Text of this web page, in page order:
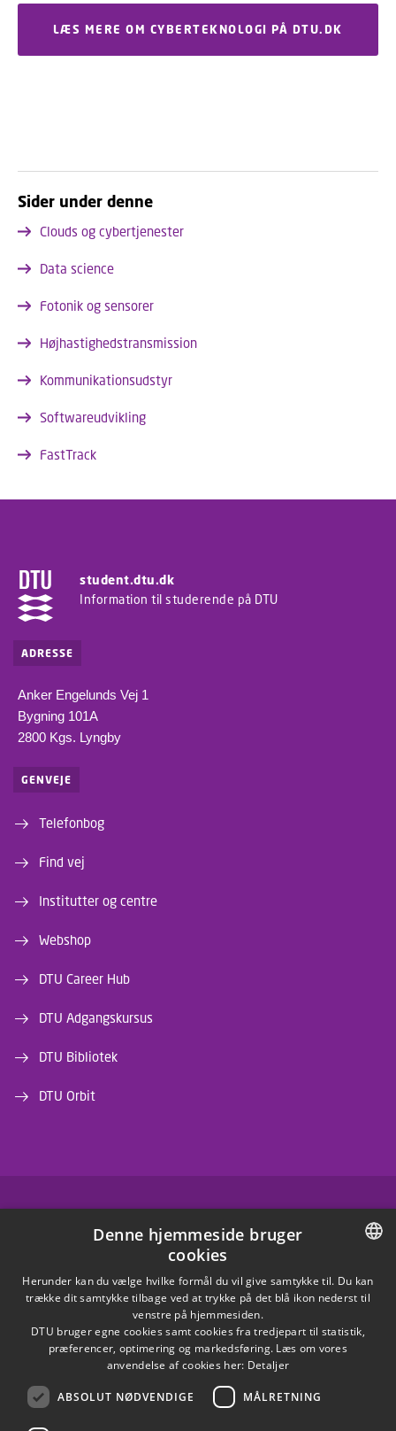
LÆS MERE OM CYBERTEKNOLOGI PÅ DTU.DK
Sider under denne
Clouds og cybertjenester
Data science
Fotonik og sensorer
Højhastighedstransmission
Kommunikationsudstyr
Softwareudvikling
FastTrack
student.dtu.dk
Information til studerende på DTU
ADRESSE
Anker Engelunds Vej 1
Bygning 101A
2800 Kgs. Lyngby
GENVEJE
Telefonbog
Find vej
Institutter og centre
Webshop
DTU Career Hub
DTU Adgangskursus
DTU Bibliotek
DTU Orbit
INSTAGRAM
LINKEDIN
X
YOUTUBE
DANISH
ENGLISH
Denne hjemmeside bruger
cookies
Herunder kan du vælge hvilke formål du vil give samtykke til. Du kan
trække dit samtykke tilbage ved at trykke på det blå ikon nederst til
venstre på hjemmesiden.
DTU bruger egne cookies samt cookies fra tredjepart til statistik,
præferencer, optimering og markedsføring. Læs om vores
anvendelse af cookies her: Detaljer
ABSOLUT NØDVENDIGE MÅLRETNING